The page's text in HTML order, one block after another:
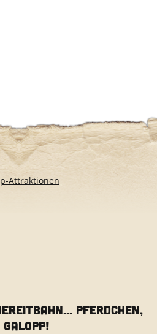
Attraktionen
PFERDCHEN,